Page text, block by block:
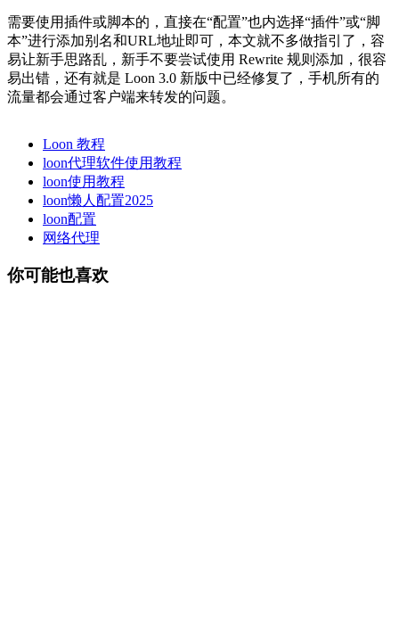
需要使用插件或脚本的，直接在“配置”也内选择“插件”或“脚
本”进行添加别名和URL地址即可，本文就不多做指引了，容
易让新手思路乱，新手不要尝试使用 Rewrite 规则添加，很容
易出错，还有就是 Loon 3.0 新版中已经修复了，手机所有的
流量都会通过客户端来转发的问题。
Loon 教程
loon代理软件使用教程
loon使用教程
loon懒人配置2025
loon配置
网络代理
你可能也喜欢